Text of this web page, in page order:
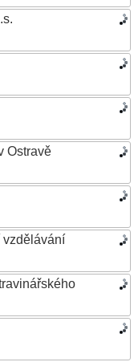
Ostravě
vzdělávání